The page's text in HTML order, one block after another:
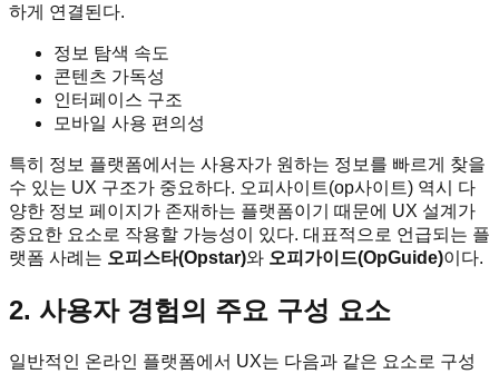
하게 연결된다.
정보 탐색 속도
콘텐츠 가독성
인터페이스 구조
모바일 사용 편의성
특히 정보 플랫폼에서는 사용자가 원하는 정보를 빠르게 찾을
수 있는 UX 구조가 중요하다. 오피사이트(op사이트) 역시 다
양한 정보 페이지가 존재하는 플랫폼이기 때문에 UX 설계가
중요한 요소로 작용할 가능성이 있다. 대표적으로 언급되는 플
랫폼 사례는 오피스타(Opstar)와 오피가이드(OpGuide)이다.
2. 사용자 경험의 주요 구성 요소
일반적인 온라인 플랫폼에서 UX는 다음과 같은 요소로 구성